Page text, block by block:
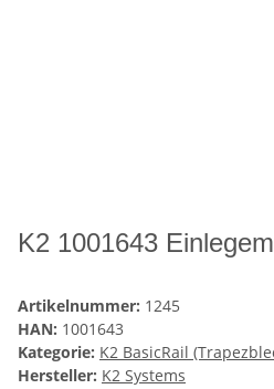
K2 1001643
Artikelnummer: 1245
HAN: 1001643
Kategorie: K2 BasicRail
Hersteller: K2 Systems